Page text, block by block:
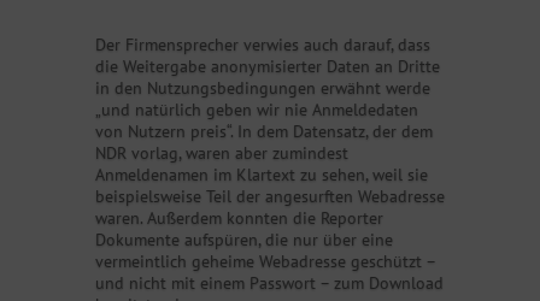
Der Firmensprecher verwies auch darauf, dass
die Weitergabe anonymisierter Daten an Dritte
in den Nutzungsbedingungen erwähnt werde
„und natürlich geben wir nie Anmeldedaten
von Nutzern preis“. In dem Datensatz, der dem
NDR vorlag, waren aber zumindest
Anmeldenamen im Klartext zu sehen, weil sie
beispielsweise Teil der angesurften Webadresse
waren. Außerdem konnten die Reporter
Dokumente aufspüren, die nur über eine
vermeintlich geheime Webadresse geschützt –
und nicht mit einem Passwort – zum Download